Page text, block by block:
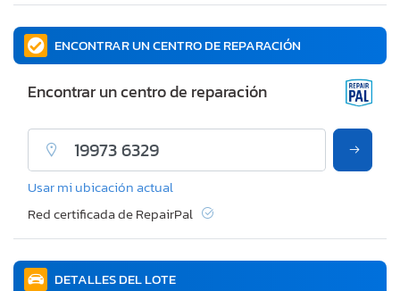
DETALLES DEL LOTE
ENCONTRAR UN CENTRO DE REPARACIÓN
Encontrar un centro de reparación
Usar mi ubicación actual
Red certificada de RepairPal